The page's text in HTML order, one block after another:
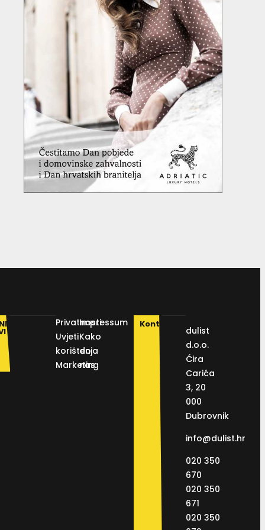
Privatnosti
Uvjeti
korištenja
Marketing
Impressum
Kako
do
nas
Kontakt
dulist
d.o.o.
Ćira
Carića
3, 20
000
Dubrovnik
info@dulist.hr
020 350
670
020 350
671
020 350